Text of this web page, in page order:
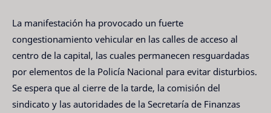
La manifestación ha provocado un fuerte
congestionamiento vehicular en las calles de acceso al
centro de la capital, las cuales permanecen resguardadas
por elementos de la Policía Nacional para evitar disturbios.
Se espera que al cierre de la tarde, la comisión del
sindicato y las autoridades de la Secretaría de Finanzas